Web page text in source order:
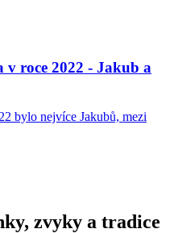
v roce 2022 - Jakub a
bylo nejvíce Jakubů, mezi
zvyky a tradice